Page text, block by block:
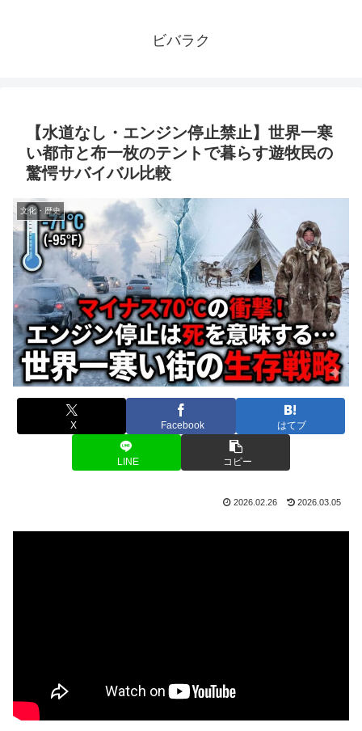
ビバラク
【水道なし・エンジン停止禁止】世界一寒
い都市と布一枚のテントで暮らす遊牧民の
驚愕サバイバル比較
文化・歴史
X Facebook はてブ
LINE コピー
2026.02.26 2026.03.05